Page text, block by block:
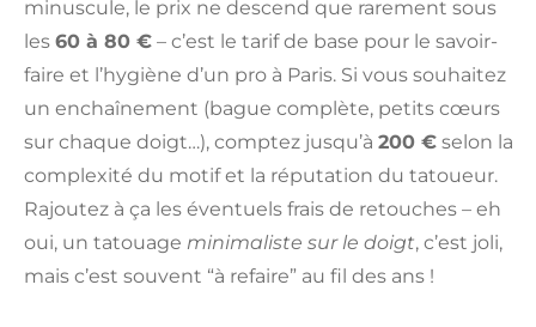
minuscule, le prix ne descend que rarement sous
les 60 à 80 € – c’est le tarif de base pour le savoir-
faire et l’hygiène d’un pro à Paris. Si vous souhaitez
un enchaînement (bague complète, petits cœurs
sur chaque doigt…), comptez jusqu’à 200 € selon la
complexité du motif et la réputation du tatoueur.
Rajoutez à ça les éventuels frais de retouches – eh
oui, un tatouage minimaliste sur le doigt, c’est joli,
mais c’est souvent “à refaire” au fil des ans !